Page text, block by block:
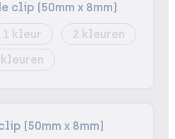
clip (50mm x 8mm)
1
2
(50mm x 8mm)